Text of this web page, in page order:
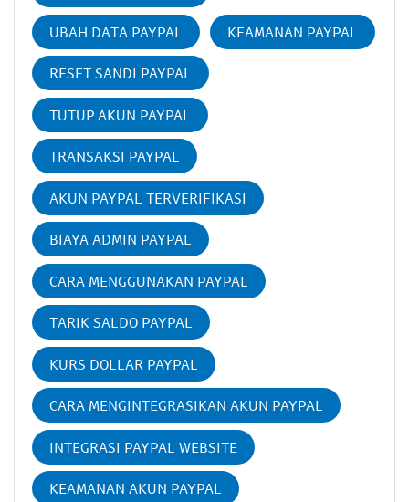
UBAH DATA PAYPAL KEAMANAN PAYPAL
RESET SANDI PAYPAL
TUTUP AKUN PAYPAL
TRANSAKSI PAYPAL
AKUN PAYPAL TERVERIFIKASI
BIAYA ADMIN PAYPAL
CARA MENGGUNAKAN PAYPAL
TARIK SALDO PAYPAL
KURS DOLLAR PAYPAL
CARA MENGINTEGRASIKAN AKUN PAYPAL
INTEGRASI PAYPAL WEBSITE
KEAMANAN AKUN PAYPAL